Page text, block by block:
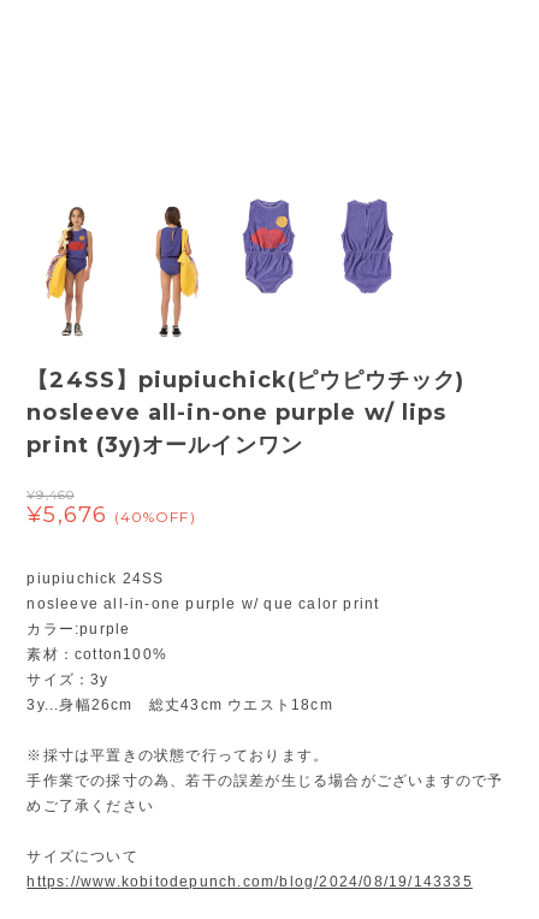
【24SS】piupiuchick(ピウピウチック)
nosleeve all-in-one purple w/ lips
print (3y)オールインワン
¥9,460
¥5,676 (40%OFF)
piupiuchick 24SS
nosleeve all-in-one purple w/ que calor print
カラー:purple
素材：cotton100%
サイズ：3y
3y...身幅26cm 総丈43cm ウエスト18cm
※採寸は平置きの状態で行っております。
手作業での採寸の為、若干の誤差が生じる場合がございますので予
めご了承ください
サイズについて
https://www.kobitodepunch.com/blog/2024/08/19/143335